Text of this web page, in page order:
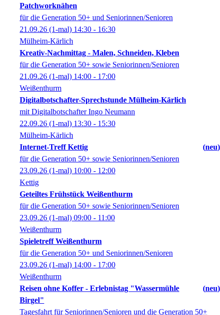
Patchworknähen
für die Generation 50+ und Seniorinnen/Senioren
21.09.26 (1-mal) 14:30 - 16:30
Mülheim-Kärlich
Kreativ-Nachmittag - Malen, Schneiden, Kleben
für die Generation 50+ sowie Seniorinnen/Senioren
21.09.26 (1-mal) 14:00 - 17:00
Weißenthurm
Digitalbotschafter-Sprechstunde Mülheim-Kärlich
mit Digitalbotschafter Ingo Neumann
22.09.26 (1-mal) 13:30 - 15:30
Mülheim-Kärlich
Internet-Treff Kettig
neu
für die Generation 50+ sowie Seniorinnen/Senioren
23.09.26 (1-mal) 10:00 - 12:00
Kettig
Geteiltes Frühstück Weißenthurm
für die Generation 50+ sowie Seniorinnen/Senioren
23.09.26 (1-mal) 09:00 - 11:00
Weißenthurm
Spieletreff Weißenthurm
für die Generation 50+ und Seniorinnen/Senioren
23.09.26 (1-mal) 14:00 - 17:00
Weißenthurm
Reisen ohne Koffer - Erlebnistag "Wassermühle
Birgel"
neu
Tagesfahrt für Seniorinnen/Senioren und die Generation 50+